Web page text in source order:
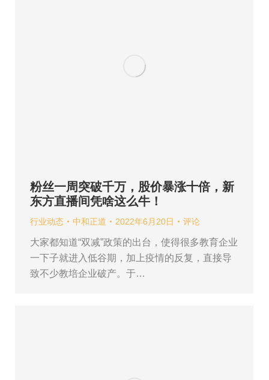
粉丝一周突破千万，股价暴涨十倍，新
东方直播间凭啥这么牛！
行业动态 中和正道 2022年6月20日 评论
大家都知道“双减”政策的出台，使得很多教育企业
一下子就进入低谷期，加上疫情的反复，直接导
致不少教培企业破产。于…